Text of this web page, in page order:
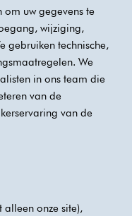
uw gegevens te
wijziging,
gebruiken technische,
We
in ons team die
van de
van de
alleen onze site),